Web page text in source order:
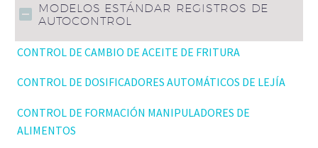
MODELOS ESTÁNDAR REGISTROS DE
AUTOCONTROL
CONTROL DE CAMBIO DE ACEITE DE FRITURA
CONTROL DE DOSIFICADORES AUTOMÁTICOS DE LEJÍA
CONTROL DE FORMACIÓN MANIPULADORES DE
ALIMENTOS